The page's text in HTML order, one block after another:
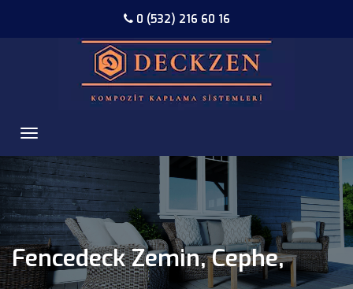
0 (532) 216 60 16
Fencedeck Zemin, Cephe,